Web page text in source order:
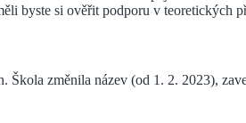
byste si ověřit podporu v teoretických
změnila název (od 1. 2. 2023),